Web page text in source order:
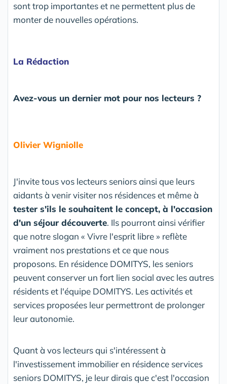
sont trop importantes et ne permettent plus de
monter de nouvelles opérations.
La Rédaction
Avez-vous un dernier mot pour nos lecteurs ?
Olivier Wigniolle
J'invite tous vos lecteurs seniors ainsi que leurs
aidants à venir visiter nos résidences et même à
tester s'ils le souhaitent le concept, à l'occasion
d'un séjour découverte. Ils pourront ainsi vérifier
que notre slogan « Vivre l'esprit libre » reflète
vraiment nos prestations et ce que nous
proposons. En résidence DOMITYS, les seniors
peuvent conserver un fort lien social avec les autres
résidents et l'équipe DOMITYS. Les activités et
services proposées leur permettront de prolonger
leur autonomie.
Quant à vos lecteurs qui s'intéressent à
l'investissement immobilier en résidence services
seniors DOMITYS, je leur dirais que c'est l'occasion